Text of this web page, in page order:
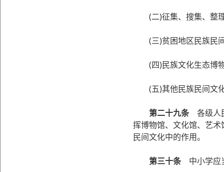
(二)征集、搜集、整理
(三)贫困地区民族民间
(四)民族文化生态博物
(五)其他民族民间文
第二十九条各级人
挥博物馆、文化馆、艺
民间文化中的作用。
第三十条中小学应